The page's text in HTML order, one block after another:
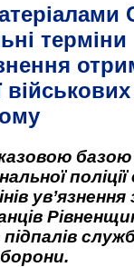
терміни
підпалів